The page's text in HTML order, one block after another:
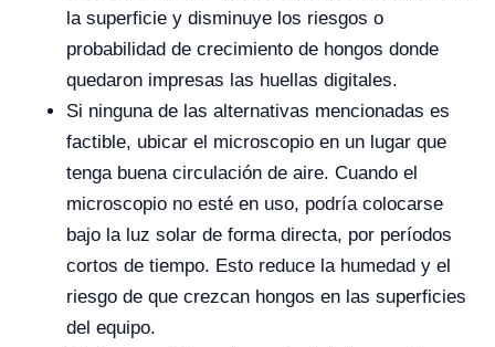
la superficie y disminuye los riesgos o
probabilidad de crecimiento de hongos donde
quedaron impresas las huellas digitales.
Si ninguna de las alternativas mencionadas es
factible, ubicar el microscopio en un lugar que
tenga buena circulación de aire. Cuando el
microscopio no esté en uso, podría colocarse
bajo la luz solar de forma directa, por períodos
cortos de tiempo. Esto reduce la humedad y el
riesgo de que crezcan hongos en las superficies
del equipo.